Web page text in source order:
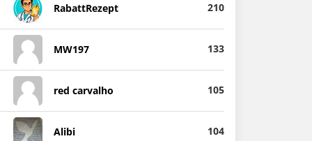
RabattRezept 210
MW197 133
red carvalho 105
Alibi 104